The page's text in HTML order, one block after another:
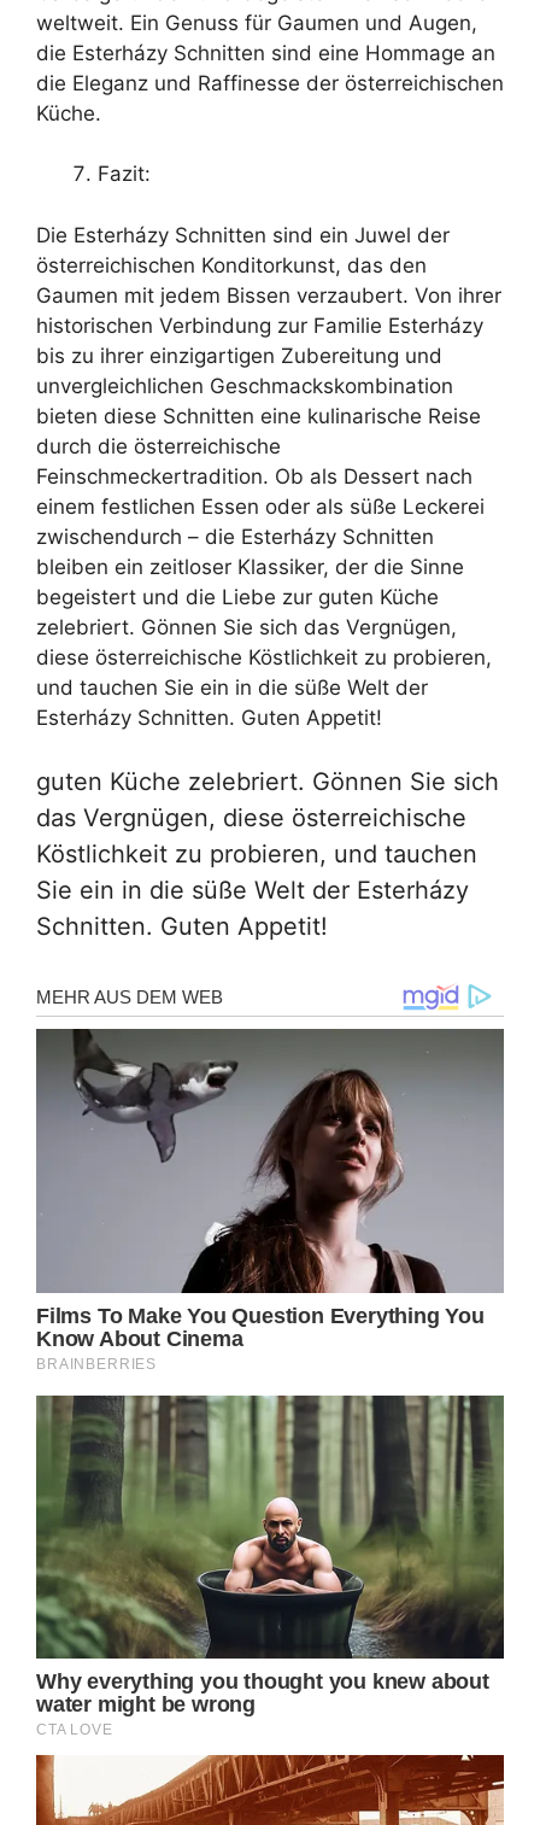
weltweit. Ein Genuss für Gaumen und Augen,
die Esterházy Schnitten sind eine Hommage an
die Eleganz und Raffinesse der österreichischen
Küche.
Fazit:
Die Esterházy Schnitten sind ein Juwel der
österreichischen Konditorkunst, das den
Gaumen mit jedem Bissen verzaubert. Von ihrer
historischen Verbindung zur Familie Esterházy
bis zu ihrer einzigartigen Zubereitung und
unvergleichlichen Geschmackskombination
bieten diese Schnitten eine kulinarische Reise
durch die österreichische
Feinschmeckertradition. Ob als Dessert nach
einem festlichen Essen oder als süße Leckerei
zwischendurch – die Esterházy Schnitten
bleiben ein zeitloser Klassiker, der die Sinne
begeistert und die Liebe zur guten Küche
zelebriert. Gönnen Sie sich das Vergnügen,
diese österreichische Köstlichkeit zu probieren,
und tauchen Sie ein in die süße Welt der
Esterházy Schnitten. Guten Appetit!
guten Küche zelebriert. Gönnen Sie sich
das Vergnügen, diese österreichische
Köstlichkeit zu probieren, und tauchen
Sie ein in die süße Welt der Esterházy
Schnitten. Guten Appetit!